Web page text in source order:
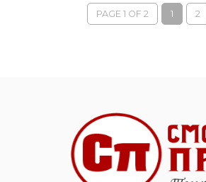
PAGE 1 OF 2 1 2